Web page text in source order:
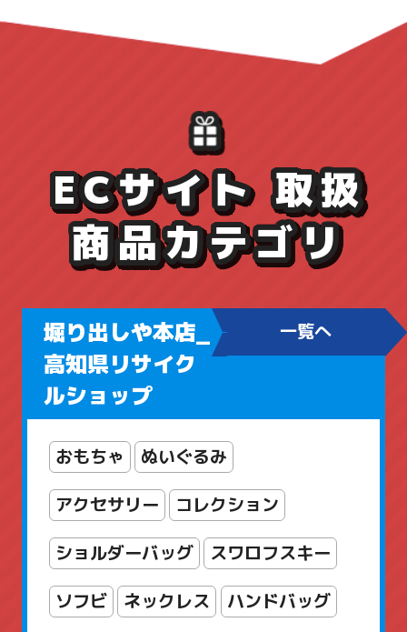
ECサイト 取扱
商品カテゴリ
堀り出しや本店_
高知県リサイク
ルショップ
一覧へ
おもちゃ ぬいぐるみ
アクセサリー コレクション
ショルダーバッグ スワロフスキー
ソフビ ネックレス ハンドバッグ